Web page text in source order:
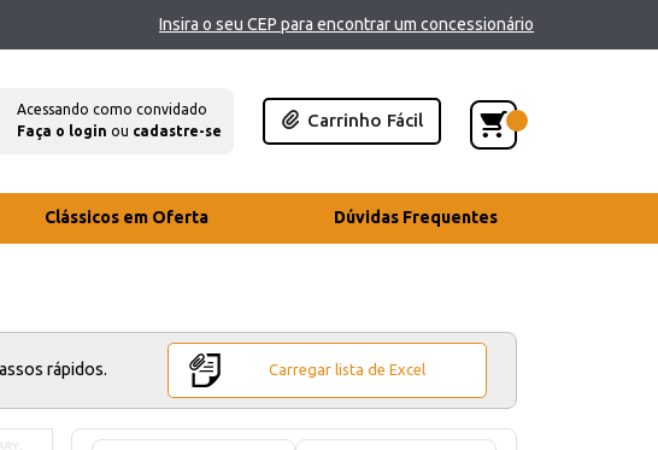
Insira o seu CEP para encontrar um concessionário
Acessando como convidado
Faça o login ou cadastre-se
Carrinho Fácil
Clássicos em Oferta Dúvidas Frequentes
rápidos. Carregar lista de Excel